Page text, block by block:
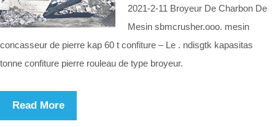
2021-2-11 Broyeur De Charbon De
Mesin sbmcrusher.ooo. mesin
concasseur de pierre kap 60 t confiture – Le . ndisgtk kapasitas
tonne confiture pierre rouleau de type broyeur.
Read More